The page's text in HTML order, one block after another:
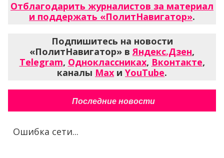
Отблагодарить журналистов за материал
и поддержать «ПолитНавигатор».
Подпишитесь на новости
«ПолитНавигатор» вЯндекс.Дзен,
Telegram, Одноклассниках, Вконтакте,
каналы Max и YouTube.
Последние новости
Ошибка сети...